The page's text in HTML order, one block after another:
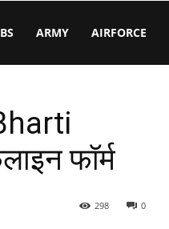
ARMY AIRFORCE
फॉर्म
0
298